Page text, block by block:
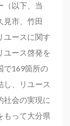
（以下、当
見市、竹田
ユースに関す
ユース啓発を
で169箇所の
し、リユース
社会の実現に
もって大分県